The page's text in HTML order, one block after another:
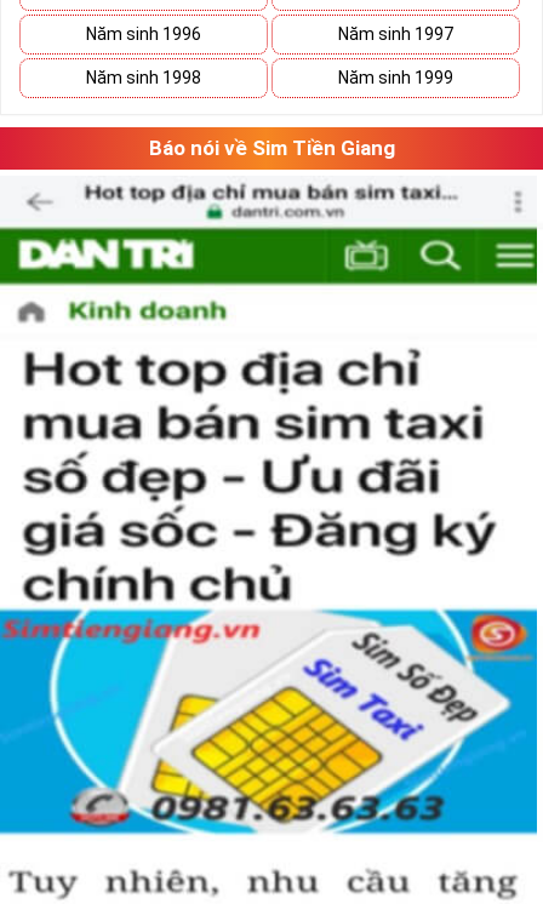
Xã Kho Sim Số Đẹp Giá rẻ
Có thể bạn sẽ tiết kiệm được ngân sách khá lớn nếu vô tình
Hãy lưu giữ nó lại và tiếp tục ngắm nghía danh sách sim số
đẹp khác. Khi đã có cái nhìn tổng quan và lựa chọn được
vài dãy số ưng ý, việc tiếp theo của bạn là cân đo đong đếm
xem sim nào là phù hợp với cá nhân mình nhất.
Việc này sẽ tốn không ít thời gian, nhưng nếu đã chấp nhận
bỏ ra một số tiền lớn thì việc cân nhắc lâu cũng là điều dễ
hiểu.
Tham khảo ngay:Danh Sách Sim Số Đẹp VIettel
Mua Sim Giảm Giá Có Phải Là
Sim Xấu?
Sim giảm giá Sim số đẹp giá rẻ
có thể là những sim siêu
vip nhưng đã lâu chưa tìm được người mua nên có
OFF để kích cầu mua sắm.
Trong mọi cuộc mua bán, người nhanh tay là người chiến
thắng. Sim số đẹp đôi khi cũng như vật giá leo thang ngày
hôm nay giá thấp nhưng ngày mai có thể tăng phi mã, số
tiền bạn dự định bỏ ra có thể nhanh chóng vượt khung trần.
Bạn cũng sẽ không có nhiều thời gian để do dự, bởi kho
sim giảm giá sẽ ngày càng cạn kiệt và đến khi đó dù sim số
xấu nhưng giá bán cao cũng là điều hết sức bình thường.
Đôi khi có một số khách hàng chuyên đi săn lùng những
loại sim giảm giá, sim số đẹp giá rẻ này về bán lại cho
Năm sinh 1996 Năm sinh 1997
Năm sinh 1998 Năm sinh 1999
Báo nói về Sim Tiền Giang